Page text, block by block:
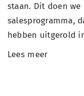
staan. Dit doen we
salesprogramma,
hebben uitgerold
Lees meer